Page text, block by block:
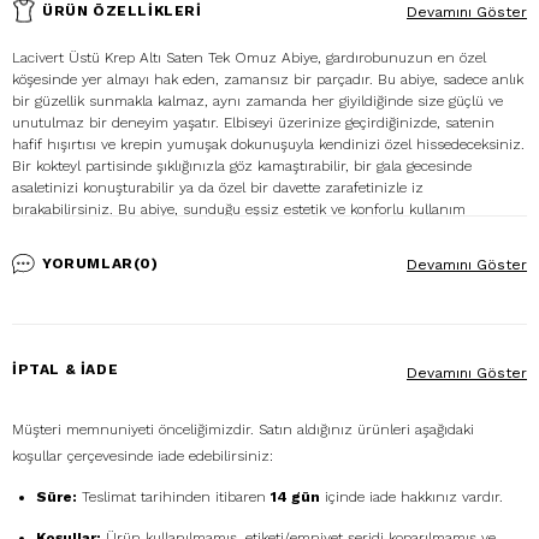
ÜRÜN ÖZELLIKLERI
Lacivert Üstü Krep Altı Saten Tek Omuz Abiye, gardırobunuzun en özel
köşesinde yer almayı hak eden, zamansız bir parçadır. Bu abiye, sadece anlık
bir güzellik sunmakla kalmaz, aynı zamanda her giyildiğinde size güçlü ve
unutulmaz bir deneyim yaşatır. Elbiseyi üzerinize geçirdiğinizde, satenin
hafif hışırtısı ve krepin yumuşak dokunuşuyla kendinizi özel hissedeceksiniz.
Bir kokteyl partisinde şıklığınızla göz kamaştırabilir, bir gala gecesinde
asaletinizi konuşturabilir ya da özel bir davette zarafetinizle iz
bırakabilirsiniz. Bu abiye, sunduğu eşsiz estetik ve konforlu kullanım
eşlik etmelidir. Unutulmaz anlar yaratmak için tasarlanmış bu elbiseyle, her
zaman farkınızı ortaya koyacaksınız.
Devamını Göster
YORUMLAR(0) Devamını Göster
İPTAL & İADE
Müşteri memnuniyeti önceliğimizdir. Satın aldığınız ürünleri aşağıdaki
koşullar çerçevesinde iade edebilirsiniz:
Süre: Teslimat tarihinden itibaren 14 gün içinde iade hakkınız vardır.
Devamını Göster